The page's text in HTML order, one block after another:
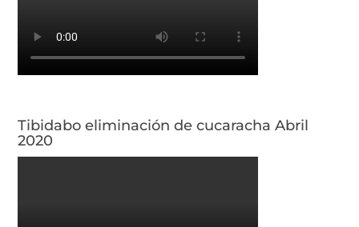
Tibidabo eliminación de cucaracha Abril
2020